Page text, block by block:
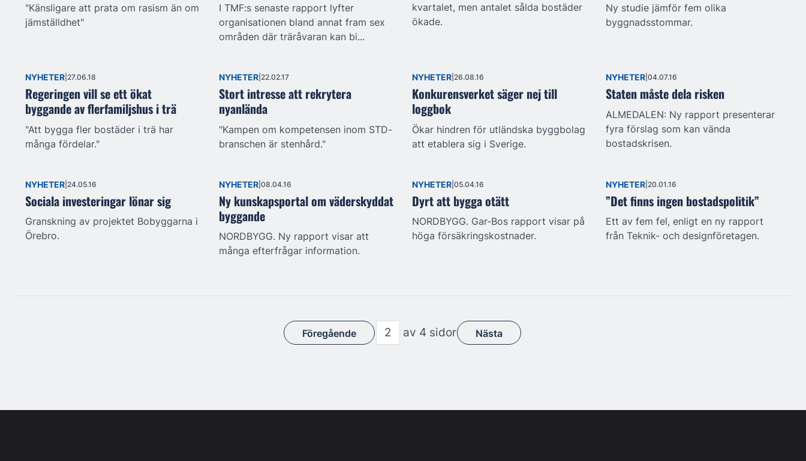
"Känsligare att prata om rasism än om
jämställdhet"
I TMF:s senaste rapport lyfter
organisationen bland annat fram sex
områden där träråvaran kan bi...
kvartalet, men antalet sålda bostäder
ökade.
Ny studie jämför fem olika
byggnadsstommar.
NYHETER 27.06.18
Regeringen vill se ett ökat
byggande av flerfamiljshus i trä
"Att bygga fler bostäder i trä har
många fördelar."
NYHETER 22.02.17
Stort intresse att rekrytera
nyanlända
"Kampen om kompetensen inom STD-
branschen är stenhård."
NYHETER 26.08.16
Konkurensverket säger nej till
loggbok
Ökar hindren för utländska byggbolag
att etablera sig i Sverige.
NYHETER 04.07.16
Staten måste dela risken
ALMEDALEN: Ny rapport presenterar
fyra förslag som kan vända
bostadskrisen.
NYHETER 24.05.16
Sociala investeringar lönar sig
Granskning av projektet Bobyggarna i
Örebro.
NYHETER 08.04.16
Ny kunskapsportal om väderskyddat
byggande
NORDBYGG. Ny rapport visar att
många efterfrågar information.
NYHETER 05.04.16
Dyrt att bygga otätt
NORDBYGG. Gar-Bos rapport visar på
höga försäkringskostnader.
NYHETER 20.01.16
”Det finns ingen bostadspolitik”
Ett av fem fel, enligt en ny rapport
från Teknik- och designföretagen.
Föregående av 4 sidor Nästa